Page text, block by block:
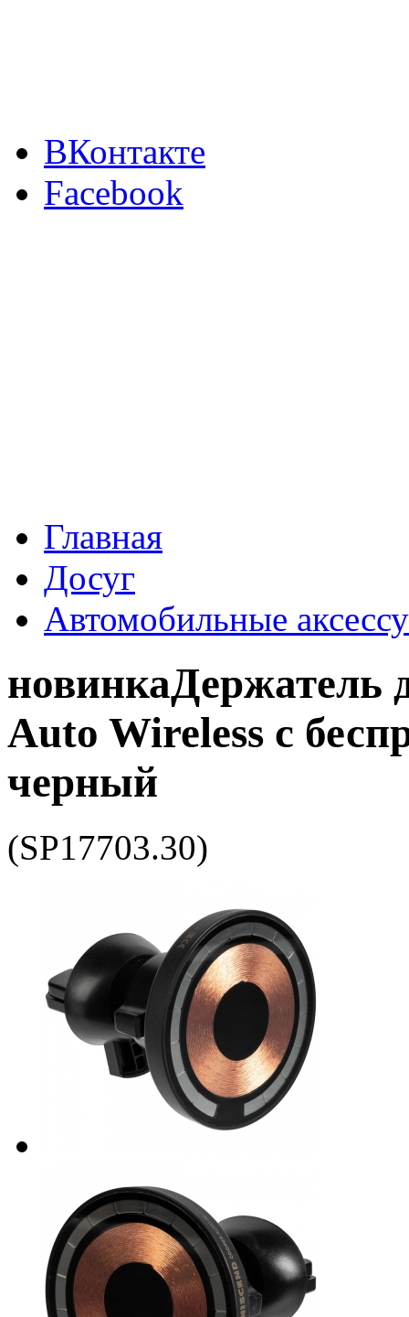
ВКонтакте
Facebook
Главная
Досуг
Автомобильные
новинкаДержатель
Auto Wireless с
черный
(SP17703.30)